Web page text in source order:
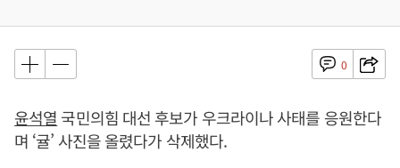
0
윤석열 국민의힘 대선 후보가 우크라이나 사태를 응원한다
며 ‘귤’ 사진을 올렸다가 삭제했다.